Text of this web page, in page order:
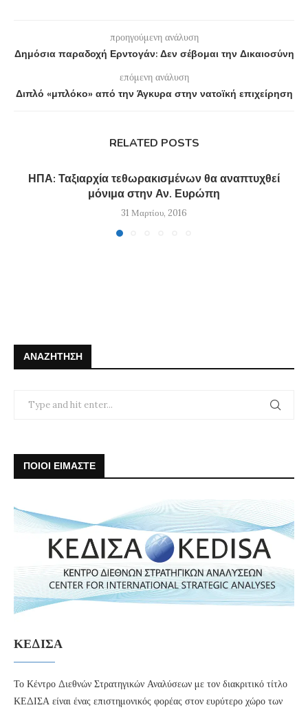
προηγούμενη ανάλυση
Δημόσια παραδοχή Ερντογάν: Δεν σέβομαι την Δικαιοσύνη
επόμενη ανάλυση
Διπλό «μπλόκο» από την Άγκυρα στην νατοϊκή επιχείρηση
RELATED POSTS
ΗΠΑ: Ταξιαρχία τεθωρακισμένων θα αναπτυχθεί
μόνιμα στην Αν. Ευρώπη
31 Μαρτίου, 2016
ΑΝΑΖΉΤΗΣΗ
ΠΟΙΟΙ ΕΙΜΑΣΤΕ
ΚΕΔΙΣΑ
Το Κέντρο Διεθνών Στρατηγικών Αναλύσεων με τον διακριτικό τίτλο
ΚΕΔΙΣΑ είναι ένας επιστημονικός φορέας στον ευρύτερο χώρο των